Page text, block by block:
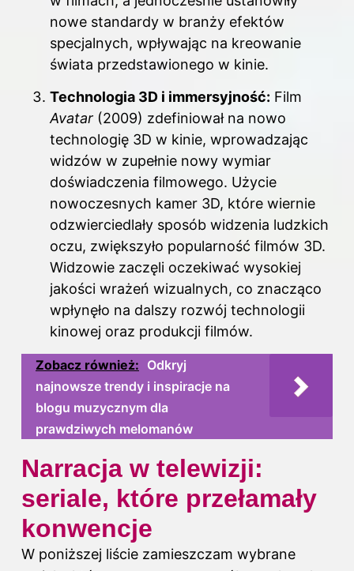
nowe standardy w branży efektów
specjalnych, wpływając na kreowanie
świata przedstawionego w kinie.
Technologia 3D i immersyjność: Film
Avatar (2009) zdefiniował na nowo
technologię 3D w kinie, wprowadzając
widzów w zupełnie nowy wymiar
doświadczenia filmowego. Użycie
nowoczesnych kamer 3D, które wiernie
odzwierciedlały sposób widzenia ludzkich
oczu, zwiększyło popularność filmów 3D.
Widzowie zaczęli oczekiwać wysokiej
jakości wrażeń wizualnych, co znacząco
wpłynęło na dalszy rozwój technologii
kinowej oraz produkcji filmów.
Zobacz również: Odkryj
najnowsze trendy i inspiracje na
blogu muzycznym dla
prawdziwych melomanów
Narracja w telewizji:
seriale, które przełamały
konwencje
W poniższej liście zamieszczam wybrane